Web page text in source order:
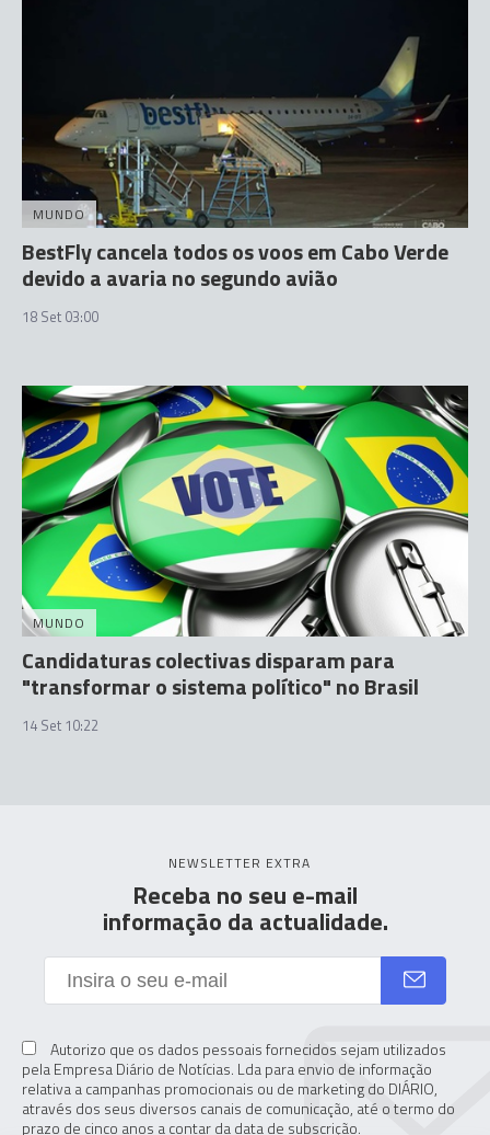
MUNDO
BestFly cancela todos os voos em Cabo Verde
devido a avaria no segundo avião
18 Set 03:00
MUNDO
Candidaturas colectivas disparam para
"transformar o sistema político" no Brasil
14 Set 10:22
NEWSLETTER EXTRA
Receba no seu e-mail
informação da actualidade.
Autorizo que os dados pessoais fornecidos sejam utilizados
pela Empresa Diário de Notícias. Lda para envio de informação
relativa a campanhas promocionais ou de marketing do DIÁRIO,
através dos seus diversos canais de comunicação, até o termo do
prazo de cinco anos a contar da data de subscrição.